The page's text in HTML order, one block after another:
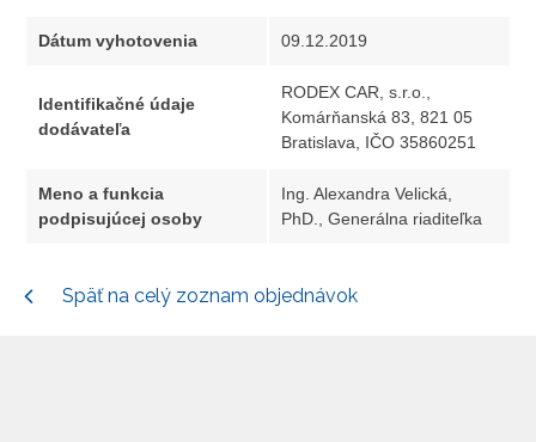
Dátum vyhotovenia 09.12.2019
Identifikačné údaje
dodávateľa
RODEX CAR, s.r.o.,
Komárňanská 83, 821 05
Bratislava, IČO 35860251
Meno a funkcia
podpisujúcej osoby
Ing. Alexandra Velická,
PhD., Generálna riaditeľka
Späť na celý zoznam objednávok